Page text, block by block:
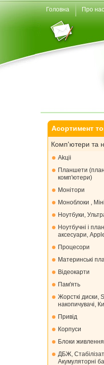
Головна Про нас
Асортимент
Комп'ютери та
Akціі
Планшети
комп'ютери)
Монiтори
Моноблоки ,
Ноутбуки,
Ноутбучні і
аксесуари,
Процесори
Материнські
Відеокарти
Пам'ять
Жорсткі диски,
накопичувачі,
Привід
Корпуси
Блоки живлення
ДБЖ,
Акумуляторні